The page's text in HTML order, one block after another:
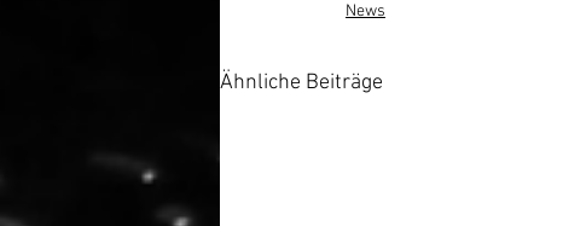
News
Ähnliche Beiträge